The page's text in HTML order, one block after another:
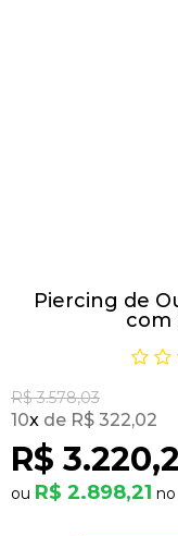
Piercing de
com
R$ 3.578,03
R$
10x R$ 322,02
R$ 2.898,21
Pedras
OFERTAS